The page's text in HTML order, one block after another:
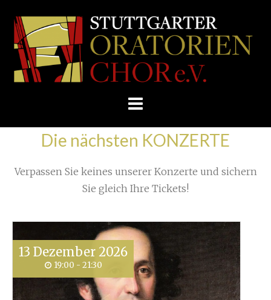
Skip
E.V.
Home Unkategorisiert » /
Die nächsten KONZERTE
Verpassen Sie keines unserer Konzerte und sichern
Sie gleich Ihre Tickets!
13 Dezember 2026
19:00 - 21:30